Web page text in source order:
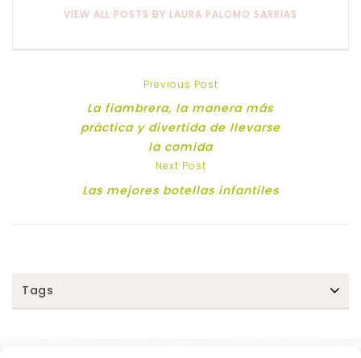
VIEW ALL POSTS BY LAURA PALOMO SARRIAS
Previous Post
La fiambrera, la manera más
práctica y divertida de llevarse
la comida
Next Post
Las mejores botellas infantiles
Tags